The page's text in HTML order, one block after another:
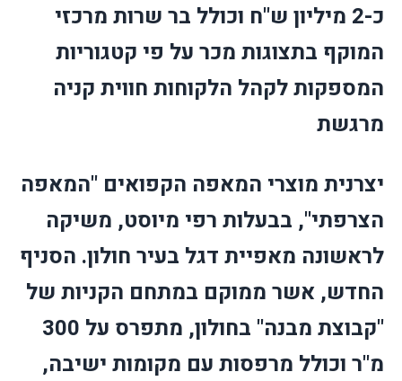
כ-2 מיליון ש"ח וכולל בר שרות מרכזי
המוקף בתצוגות מכר על פי קטגוריות
המספקות לקהל הלקוחות חווית קניה
מרגשת
יצרנית מוצרי המאפה הקפואים "המאפה
הצרפתי", בבעלות רפי מיוסט, משיקה
לראשונה מאפיית דגל בעיר חולון. הסניף
החדש, אשר ממוקם במתחם הקניות של
"קבוצת מבנה" בחולון, מתפרס על 300
מ"ר וכולל מרפסות עם מקומות ישיבה,